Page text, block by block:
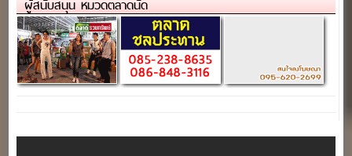
ผู้สนับสนุน หมวดตลาดนัด